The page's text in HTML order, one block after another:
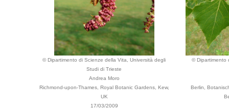
© Dipartimento di Scienze della Vita, Università degli
Studi di Trieste
Andrea Moro
Richmond-upon-Thames, Royal Botanic Gardens, Kew,
UK
17/03/2009
© Dipartimento
Berlin,